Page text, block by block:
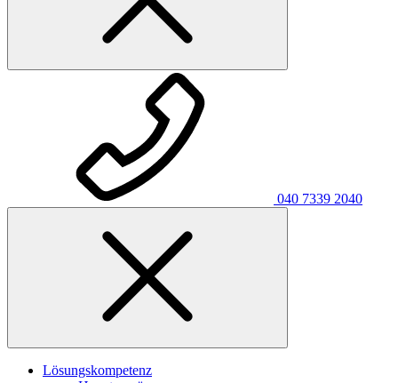
040 7339 2040
Lösungskompetenz